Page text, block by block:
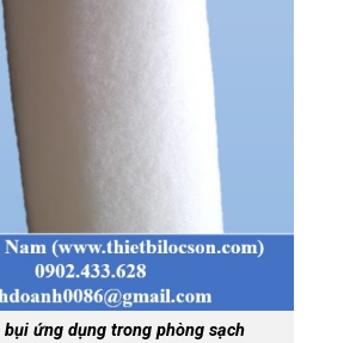
bụi ứng dụng trong phòng sạch